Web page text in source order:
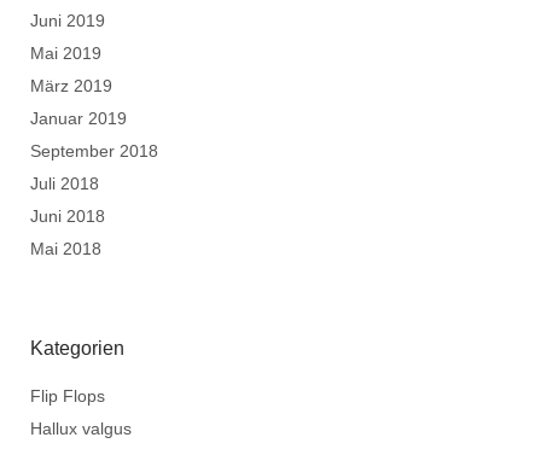
Juni 2019
Mai 2019
März 2019
Januar 2019
September 2018
Juli 2018
Juni 2018
Mai 2018
Kategorien
Flip Flops
Hallux valgus